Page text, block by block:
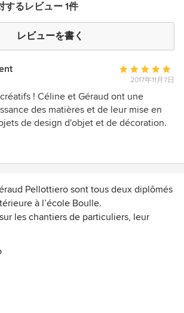
るレビュー 1件
レビューを書く
平
評
価：
5
中
5
2017年11月7日
! Céline et Géraud ont une
des matières et de leur mise en
de design d'objet et de décoration.
Pellottiero sont tous deux diplômés
à l’école Boulle.
les chantiers de particuliers, leur
se situe précisément dans le
sur-mesure, à travers la création de
dans la recherche d’un dialogue
les artisans avec qui ils travaillent.